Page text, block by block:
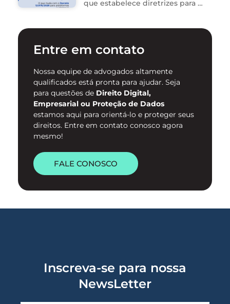
que estabelece diretrizes para a
enfrentamento da violência
digital. …
Entre em contato
Nossa equipe de advogados altamente
qualificados está pronta para ajudar. Seja
para questões de Direito Digital,
Empresarial ou Proteção de Dados
estamos aqui para orientá-lo e proteger seus
direitos. Entre em contato conosco agora
mesmo!
FALE CONOSCO
Inscreva-se para nossa
NewsLetter